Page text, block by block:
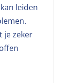
leiden
je zeker